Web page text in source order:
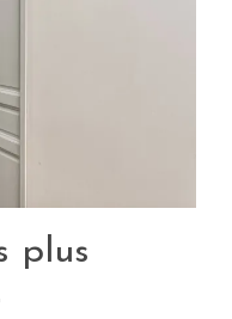
plus